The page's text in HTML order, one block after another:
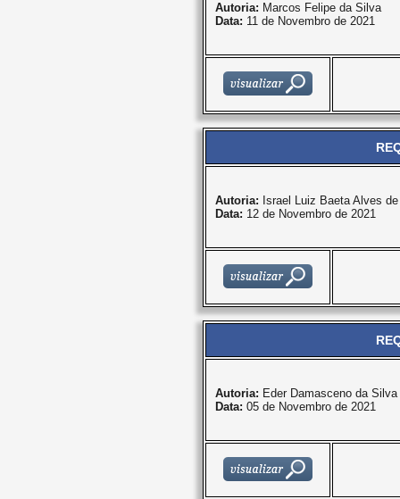
Autoria: Marcos Felipe da Silva
Data: 11 de Novembro de 2021
Autoria: Israel Luiz Baeta Alves
Data: 12 de Novembro de 2021
Autoria: Eder Damasceno da Silva
Data: 05 de Novembro de 2021